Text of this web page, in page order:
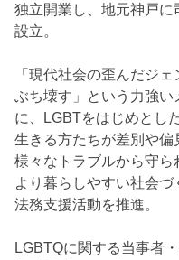
独立開業し、地元神戸に
設立。
「現代社会の歪んだジ
ぶち壊す」という力強い
に、LGBTをはじめとし
生きる方たちが差別や偏
様々なトラブルから守ら
より暮らしやすい社会
法務支援活動を推進。
LGBTQに関する当事者